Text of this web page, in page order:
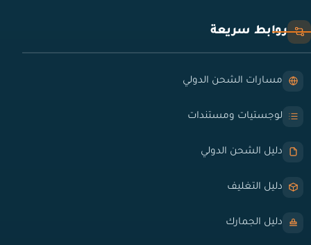
روابط سريعة
مسارات الشحن الدولي
لوجستيات ومستندات
دليل الشحن الدولي
دليل التغليف
دليل الجمارك